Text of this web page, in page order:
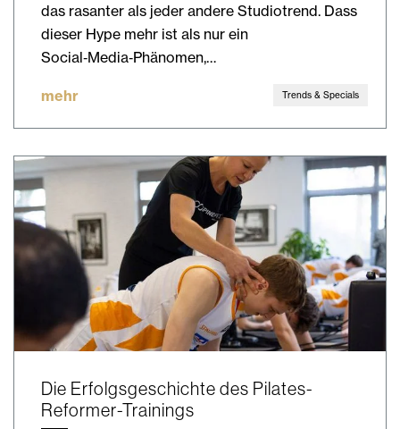
das rasanter als jeder andere Studiotrend. Dass
dieser Hype mehr ist als nur ein
Social‑Media‑Phänomen,…
mehr Trends & Specials
Die Erfolgsgeschichte des Pilates-
Reformer-Trainings